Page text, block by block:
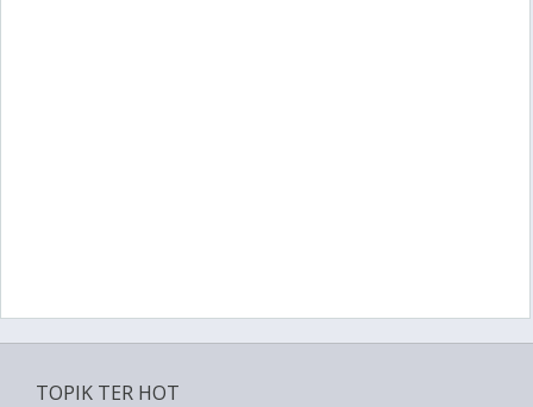
TOPIK TER HOT